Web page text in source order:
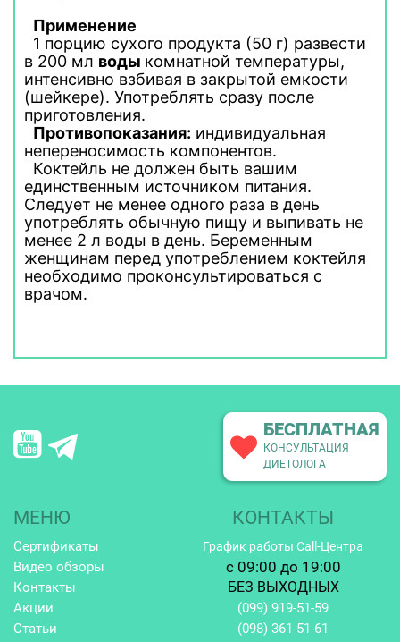
Применение
1 порцию сухого продукта (50 г) развести
в 200 мл воды комнатной температуры,
интенсивно взбивая в закрытой емкости
(шейкере). Употреблять сразу после
приготовления.
Противопоказания: индивидуальная
непереносимость компонентов.
Коктейль не должен быть вашим
единственным источником питания.
Следует не менее одного раза в день
употреблять обычную пищу и выпивать не
менее 2 л воды в день. Беременным
женщинам перед употреблением коктейля
необходимо проконсультироваться с
врачом.
БЕСПЛАТНАЯ
КОНСУЛЬТАЦИЯ
ДИЕТОЛОГА
МЕНЮ
Сертификаты
Видео обзоры
Контакты
Акции
Статьи
КОНТАКТЫ
График работы Call-Центра
c 09:00 до 19:00
БЕЗ ВЫХОДНЫХ
(099) 919-51-59
(098) 361-51-61